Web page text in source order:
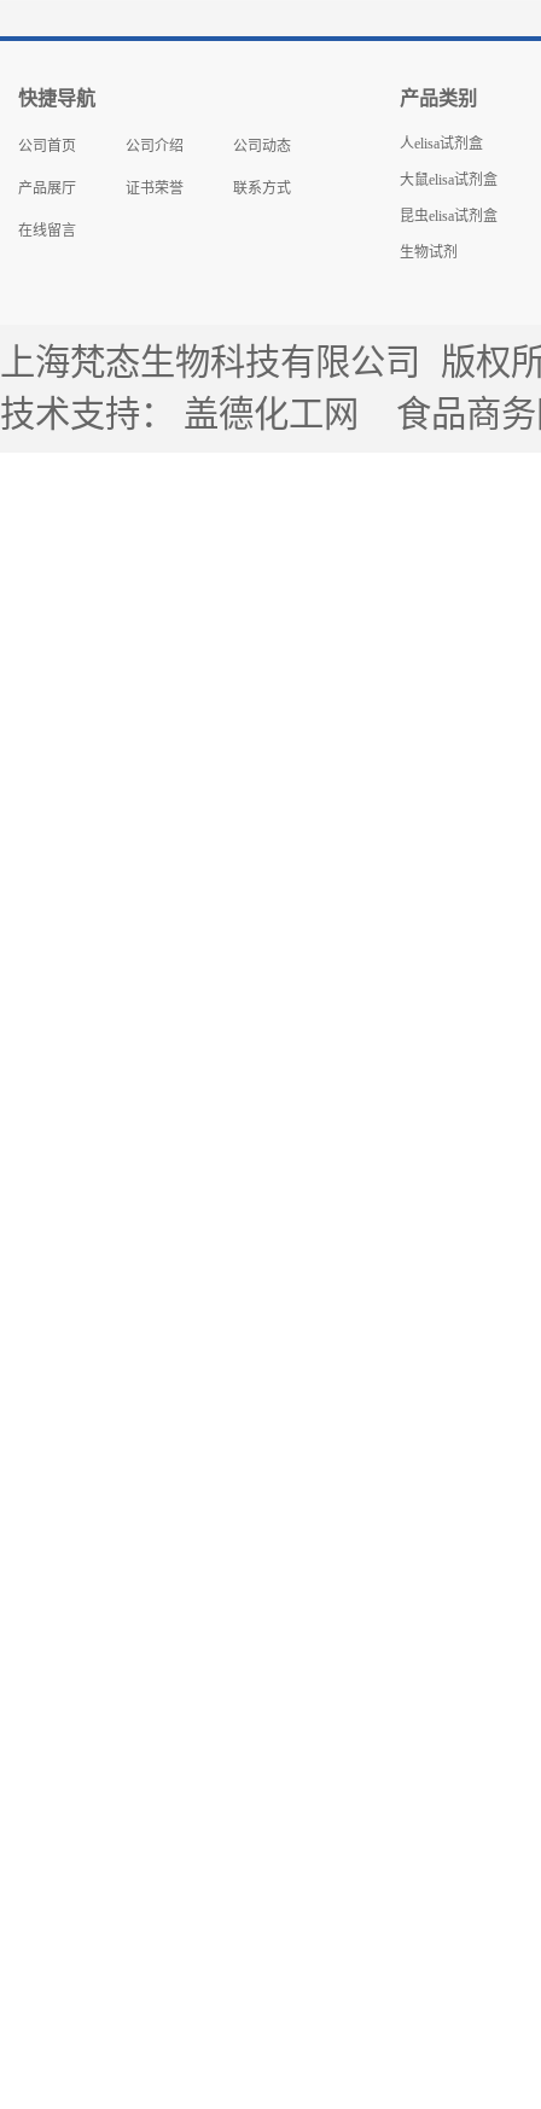
快捷导航
公司首页 公司介绍 公司动态
产品展厅 证书荣誉 联系方式
在线留言
产品类别
人elisa试剂盒
大鼠elisa试剂盒
昆虫elisa试剂盒
生物试剂
上海梵态生物科技有限公司
版权
技术支持： 盖德化工网 食品商